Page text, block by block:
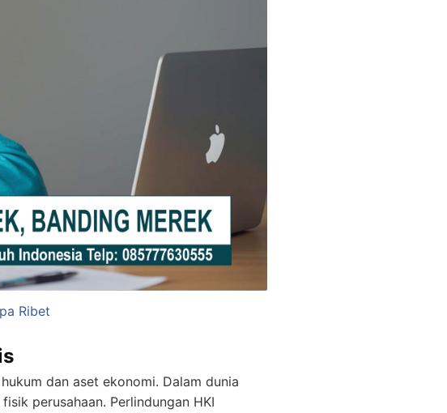
Ribet
dan aset ekonomi. Dalam dunia
perusahaan. Perlindungan HKI